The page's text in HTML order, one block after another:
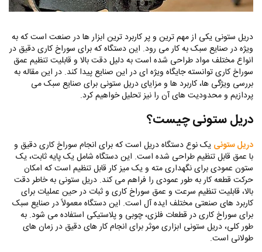
دریل ستونی یکی از مهم‌ ترین و پر کاربرد ترین ابزار ها در صنعت است که به‌
ویژه در صنایع سبک به‌ کار می‌ رود. این دستگاه که برای سوراخ کاری دقیق در
انواع مختلف مواد طراحی شده است به دلیل دقت بالا و قابلیت تنظیم عمق
سوراخ کاری توانسته جایگاه ویژه‌ ای در این صنایع پیدا کند. در این مقاله به
بررسی ویژگی‌ ها، کاربرد ها و مزایای دریل ستونی برای صنایع سبک می
پردازیم و محدودیت‌ های آن را نیز تحلیل خواهیم کرد.
دریل ستونی چیست؟
دریل ستونی یک نوع دستگاه دریل است که برای انجام سوراخ کاری دقیق و
با عمق قابل تنظیم طراحی شده است. این دستگاه شامل یک پایه ثابت، یک
ستون عمودی برای نگهداری مته و یک میز کار قابل تنظیم است که امکان
حرکت قطعه کار به‌ طور عمودی را فراهم می‌ کند. دریل ستونی به‌ خاطر دقت
بالا، قابلیت تنظیم سرعت و عمق سوراخ کاری و ثبات در حین عملیات برای
کاربرد های صنعتی مختلف ایده‌ آل است. این دستگاه معمولاً در صنایع سبک
برای سوراخ کاری در قطعات فلزی، چوبی و پلاستیکی استفاده می‌ شود. به
طور کلی، دریل ستونی ابزاری موثر برای انجام کار های دقیق در زمان‌ های
طولانی است.